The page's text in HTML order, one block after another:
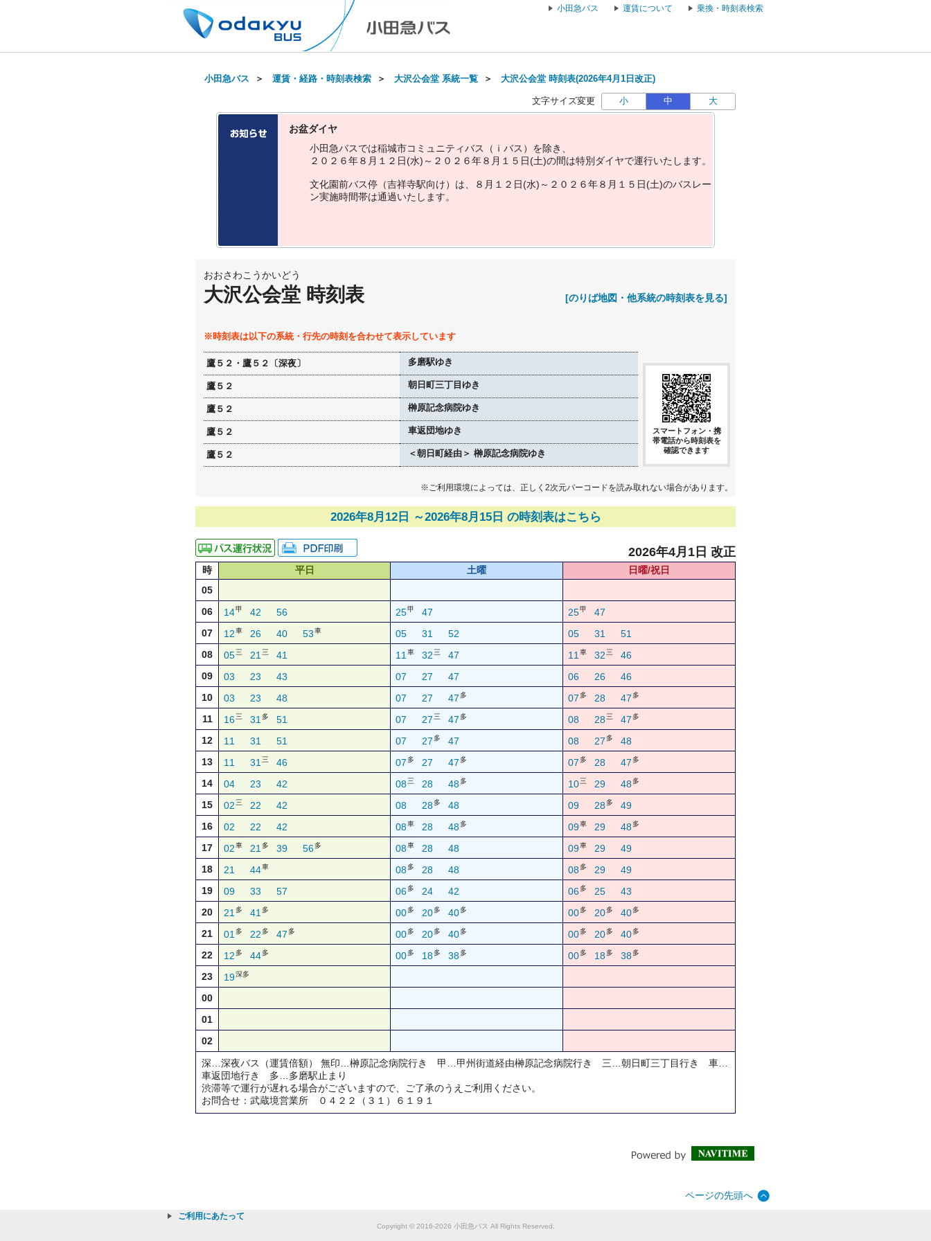
小田急バス 運賃について 乗換・時刻表検索
小田急バス ＞ 運賃・経路・時刻表検索 ＞ 大沢公会堂 系統一覧 ＞ 大沢公会堂 時刻表(2026年4月1日改正)
文字サイズ変更 小 中 大
お盆ダイヤ
小田急バスでは稲城市コ ミ ュ ニテ ィバス （ ｉ バス ） を除き
２ ０ ２ ６年８ 月 １ ２ 日(水) ～ ２ ０ ２ ６年８ 月 １ ５ 日(土)の間は特別 ダイヤで運行いた し ます。
文化園前バス停 （吉祥寺駅向け） は ８ 月 １ ２ 日(水) ～ ２ ０ ２ ６年８ 月 １ ５ 日(土)のバス レー
ン実施時間帯は通過いた し ます。
おおさわこうかいどう
大沢公会堂 時刻表 [のりば地図・他系統の時刻表を見る]
※時刻表は以下の系統・行先の時刻を合わせて表示しています
鷹５２・鷹５２〔深夜〕 多磨駅ゆき
鷹５２ 朝日町三丁目ゆき
鷹５２ 榊原記念病院ゆき
鷹５２ 車返団地ゆき
鷹５２ ＜朝日町経由＞ 榊原記念病院ゆき
スマートフォン・携
帯電話から時刻表を
確認できます
※ご利用環境によっては、正しく2次元バーコードを読み取れない場合があります。
2026年8月12日 ～2026年8月15日 の時刻表はこちら
2026年4月1日 改正
時 平日 土曜
日曜/祝日
05
06
14甲 42 56 25甲 47 25甲
47
07
12車 26 40 53 車 05 31 52 05 31
51
08
05三 21 三 41 11 車 32 三 47 11 車 32 三
46
09
03 23 43 07 27 47 06 26
46
10
03 23 48 07 27 47 多 07 多 28 47 多
11 16三 31 多 51 07 27 三 47 多 08 28三 47 多
12 11 31 51 07 27 多 47 08 27 多
48
13
11 31 三 46 07 多 27 47 多 07 多 28 47 多
14 04 23 42 08三 28 48多 10三 29 48多
15 02 三 22 42 08 28多 48 09 28多
49
16
02 22 42 08車 28 48多 09車 29 48多
17 02車 21 多 39 56多 08車 28 48 09車 29
49
18
21 44車 08多 28 48 08多 29
49
19
09 33 57 06多 24 42 06多 25
43
20
21 多 41 多 00多 20多 40多 00多 20多 40多
21 01 多 22 多 47 多 00多 20多 40多 00多 20多 40多
22 12 多 44多 00多 18多 38多 00多 18多 38多
23 19深多
00
01
02
深…深夜バス（運賃倍額） 無印…榊原記念病院行き 甲…甲州街道経由榊原記念病院行き 三…朝日町三丁目行き 車…
車返団地行き 多…多磨駅止まり
渋滞等で運行が遅れる場合がございますので、ご了承のうえご利用ください。
お問合せ：武蔵境営業所 ０４２２（３１）６１９１
ページの先頭へ
ご利用にあたって
Copyright © 2016-2026 小田急バス All Rights Reserved.